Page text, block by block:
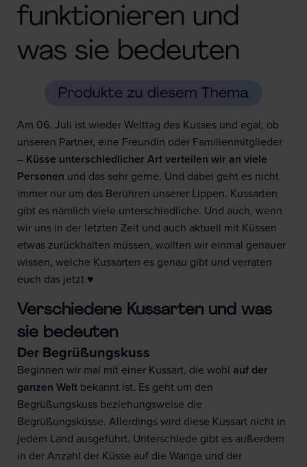
funktionieren und
was sie bedeuten
Am 06. Juli ist wieder Welttag des Kusses und egal, ob
unseren Partner, eine Freundin oder Familienmitglieder
– Küsse unterschiedlicher Art verteilen wir an viele
Personen und das sehr gerne. Und dabei geht es nicht
immer nur um das Berühren unserer Lippen. Kussarten
gibt es nämlich viele unterschiedliche. Und auch, wenn
wir uns in der letzten Zeit und auch aktuell mit Küssen
etwas zurückhalten müssen, wollten wir einmal genauer
wissen, welche Kussarten es genau gibt und verraten
euch das jetzt ♥
Verschiedene Kussarten und was
sie bedeuten
Der Begrüßungskuss
Beginnen wir mal mit einer Kussart, die wohl auf der
ganzen Welt bekannt ist. Es geht um den
Begrüßungskuss beziehungsweise die
Begrüßungsküsse. Allerdings wird diese Kussart nicht in
jedem Land ausgeführt. Unterschiede gibt es außerdem
in der Anzahl der Küsse auf die Wange und der